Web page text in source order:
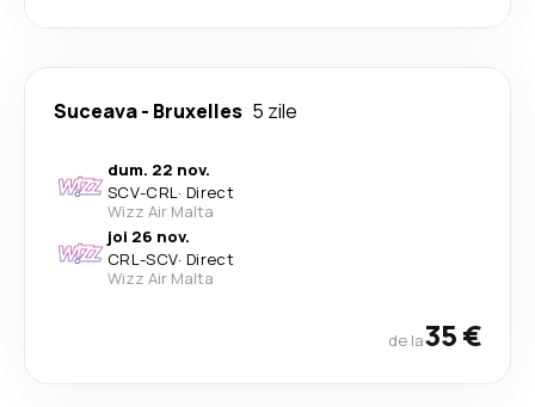
Suceava- Bruxelles 5 zile
dum. 22 nov.
SCV-CRL· Direct
Wizz Air Malta
joi 26 nov.
CRL-SCV· Direct
Wizz Air Malta
de la35 €